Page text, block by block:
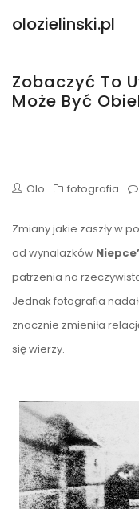
olozielinski.pl
Zobaczyć To
Może Być
Olo fotografia
Zmiany jakie zaszły w
od wynalazków
patrzenia na
Jednak fotografia
znacznie zmieniła
się wierzy.